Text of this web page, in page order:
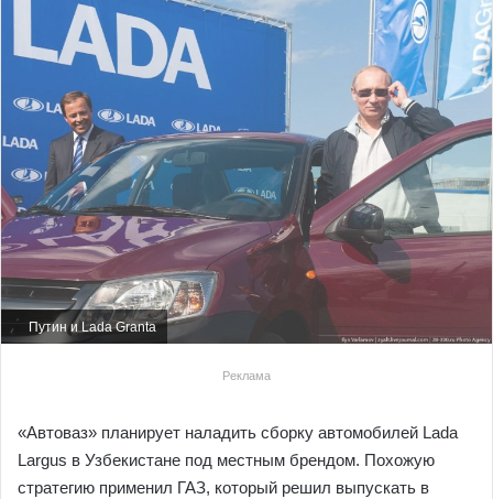
Путин и Lada Granta
Реклама
«Автоваз» планирует наладить сборку автомобилей Lada
Largus в Узбекистане под местным брендом. Похожую
стратегию применил ГАЗ, который решил выпускать в